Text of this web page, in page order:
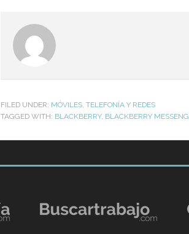
FILED UNDER: MÓVILES, TELEFONÍA Y REDES
TAGGED WITH: BLACKBERRY, BLACKBERRY